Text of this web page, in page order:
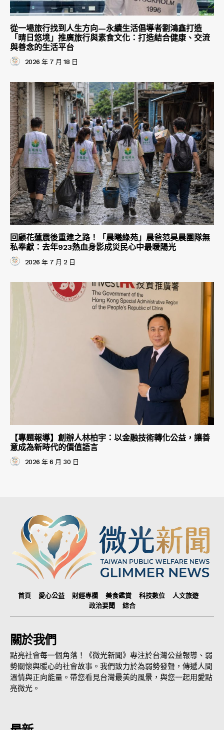
從一場旅行找到人生方向—永續生活倡導者劉鴻鑫打造
「晴日悠境」推廣旅行與素食文化：打造結合健康、交流
與善念的生活平台
2026 年 7 月 18 日
回顧花蓮震後重建之路！「晨曦綠苑」晨爸范昊晨團隊無
私奉獻：去年923熱血身影成災民心中最暖陽光
2026 年 7 月 2 日
【專題報導】創辦人林柏宇：以金融技術轉化公益，讓善
意成為新時代的價值語言
2026 年 6 月 30 日
首頁 愛心公益 財經專欄 美食鑑賞 科技數位
人文旅遊
政治要聞
綜合
關於我們
點亮社會每一個角落！《微光新聞》專注於台灣公益報導、弱
勢關懷與暖心的社會故事。我們致力於為弱勢發聲，傳遞人間
溫情與正向能量。帶您看見台灣最美的風景，與您一起用愛點
亮微光。